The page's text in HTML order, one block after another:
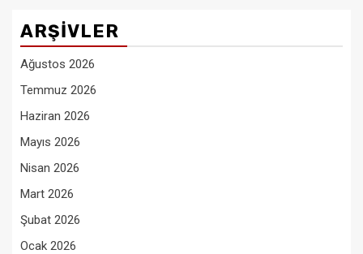
ARŞIVLER
Ağustos 2026
Temmuz 2026
Haziran 2026
Mayıs 2026
Nisan 2026
Mart 2026
Şubat 2026
Ocak 2026